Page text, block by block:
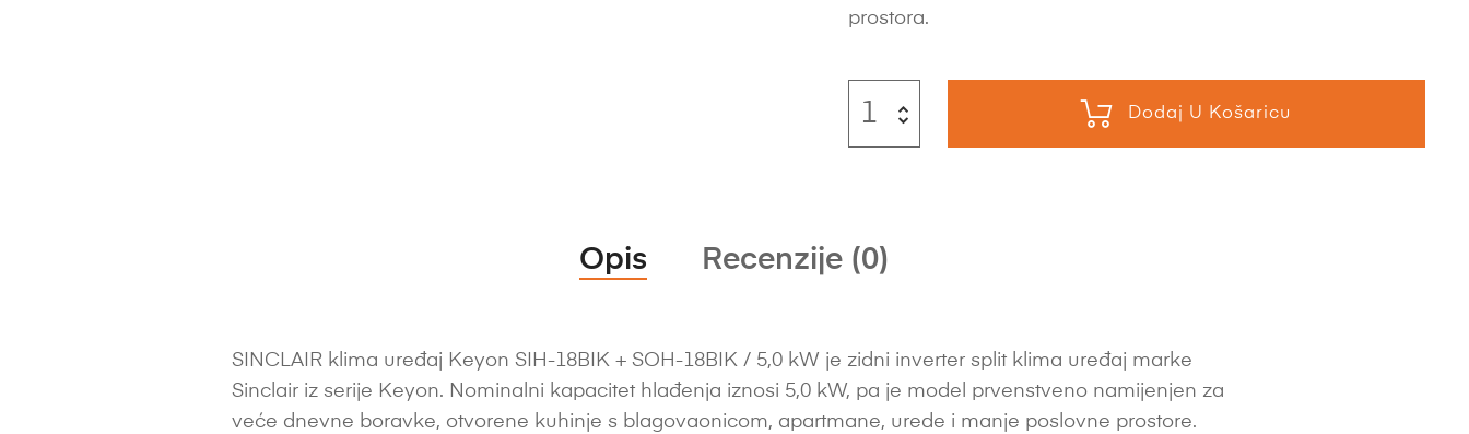
prostora.
Dodaj U Košaricu
Opis Recenzije (0)
SINCLAIR klima uređaj Keyon SIH-18BIK + SOH-18BIK / 5,0 kW je zidni inverter split klima uređaj marke
Sinclair iz serije Keyon. Nominalni kapacitet hlađenja iznosi 5,0 kW, pa je model prvenstveno namijenjen za
veće dnevne boravke, otvorene kuhinje s blagovaonicom, apartmane, urede i manje poslovne prostore.